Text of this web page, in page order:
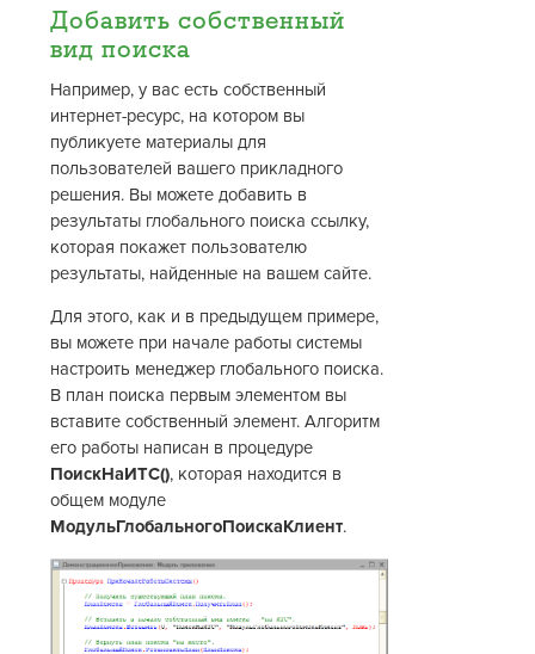
Добавить собственный
вид поиска
Например, у вас есть собственный
интернет-ресурс, на котором вы
публикуете материалы для
пользователей вашего прикладного
решения. Вы можете добавить в
результаты глобального поиска ссылку,
которая покажет пользователю
результаты, найденные на вашем сайте.
Для этого, как и в предыдущем примере,
вы можете при начале работы системы
настроить менеджер глобального поиска.
В план поиска первым элементом вы
вставите собственный элемент. Алгоритм
его работы написан в процедуре
ПоискНаИТС(), которая находится в
общем модуле
МодульГлобальногоПоискаКлиент.